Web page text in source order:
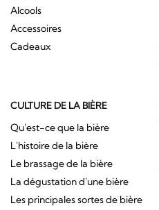
Alcools
Accessoires
Cadeaux
CULTURE DE LA BIÈRE
Qu'est-ce que la bière
L'histoire de la bière
Le brassage de la bière
La dégustation d'une bière
Les principales sortes de bière